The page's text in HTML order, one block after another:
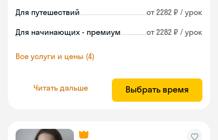
Для путешествий от 2282 ₽ / урок
Для начинающих - премиум от 2282 ₽ / урок
Все услуги и цены (4)
Читать дальше Выбрать время